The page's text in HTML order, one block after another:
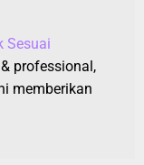
Sesuai
professional,
memberikan